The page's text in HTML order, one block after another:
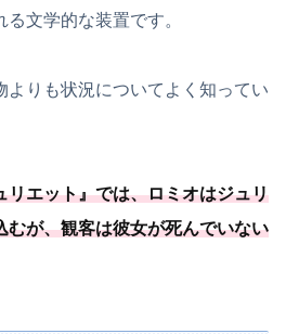
文学的な装置です。
よりも状況についてよく知ってい
リエット』では、ロミオはジュリ
むが、観客は彼女が死んでいない